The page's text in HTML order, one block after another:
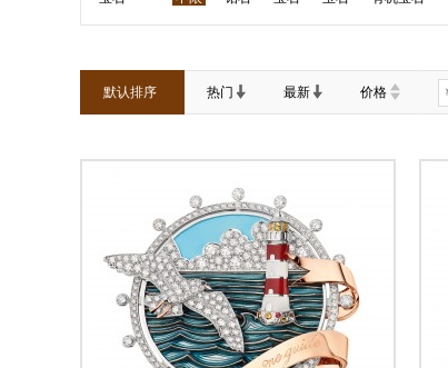
默认排序 热门 最新 价格